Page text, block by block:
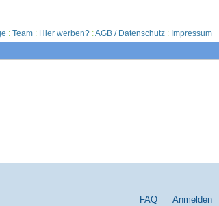
: Team : Hier werben? :AGB / Datenschutz : Impressum
FAQ Anmelden